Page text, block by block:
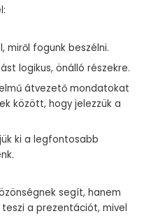
miről fogunk beszélni.
logikus, önálló részekre.
átvezető mondatokat
között, hogy jelezzük a
ki a legfontosabb
segít, hanem
a prezentációt, mivel